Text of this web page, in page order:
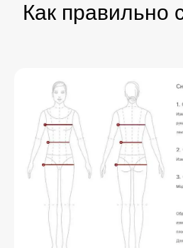
Как правильно